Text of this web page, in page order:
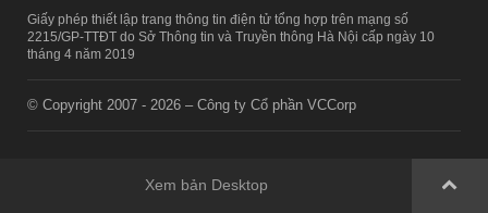
Giấy phép thiết lập trang thông tin điện tử tổng hợp trên mạng số
2215/GP-TTĐT do Sở Thông tin và Truyền thông Hà Nội cấp ngày 10
tháng 4 năm 2019
© Copyright 2007 - 2026 – Công ty Cổ phần VCCorp
Xem bản Desktop